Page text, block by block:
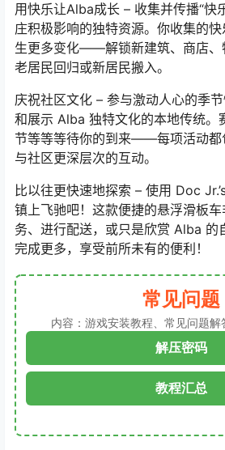
用快乐让Alba成长 – 收集并传播“快
庄积极影响的独特资源。你收集的
生更多变化——解锁新建筑、商店、
老居民回归或新居民搬入。
庆祝社区文化 – 参与激动人心的季
和展示 Alba 独特文化的本地传统。
节等等等待你的到来——每项活动都
与社区更深层次的互动。
比以往更快速地探索 – 使用 Doc
镇上飞驰吧！这款便捷的悬浮滑板
务、进行配送，或只是欣赏 Alba 的
完成更多，享受前所未有的便利！
常见问题
内容：游戏安装教程、常见问题
解压密码
教程汇总